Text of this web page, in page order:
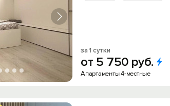
за 1 сутки
от 5 750 руб.
Апартаменты 4-местные